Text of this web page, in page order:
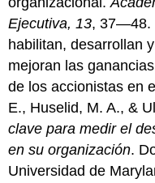
Ejecutiva, 13, 37—48.
habilitan, desarrollan
mejoran las
de los accionistas en
E., Huselid, M. A., &
clave para medir el
en su organización.
Universidad de